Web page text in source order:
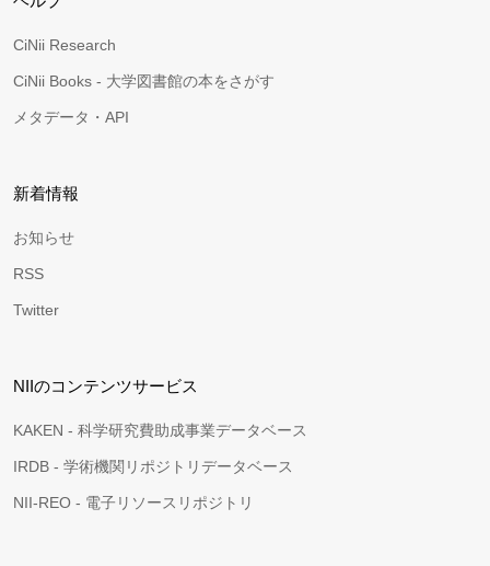
CiNii Research
CiNii Books - 大学図書館の本をさがす
メタデータ・API
新着情報
お知らせ
RSS
Twitter
NIIのコンテンツサービス
KAKEN - 科学研究費助成事業データベース
IRDB - 学術機関リポジトリデータベース
NII-REO - 電子リソースリポジトリ